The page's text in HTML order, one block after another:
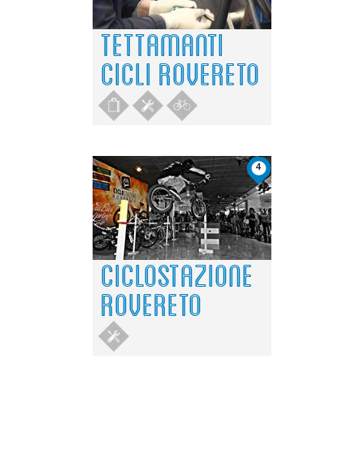
TETTAMANTI
CICLI ROVERETO
4
CICLOSTAZIONE
ROVERETO